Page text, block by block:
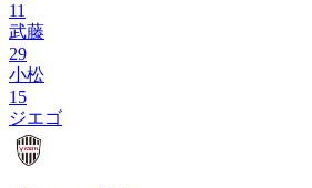
11
武藤
29
小松
15
ジエゴ